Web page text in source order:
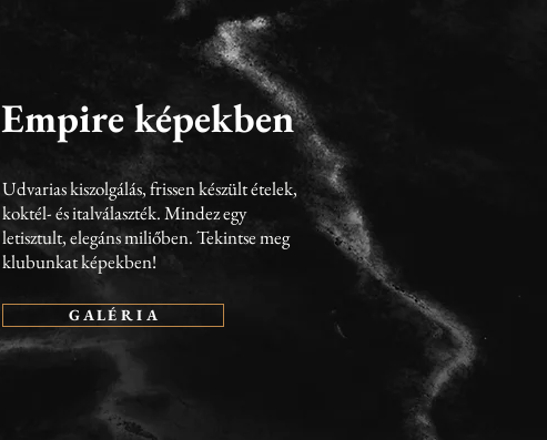
Empire képekben
Udvarias kiszolgálás, frissen készült ételek,
koktél- és italválaszték. Mindez egy
letisztult, elegáns miliőben. Tekintse meg
klubunkat képekben!
G A L É R I A